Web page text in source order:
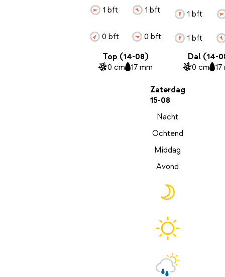
1 bft
0 bft
1 bft
0 bft
1 bft
1 bft
Top (14-08)
0 cm 17 mm
Dal (14-
0 cm 17
Zaterdag
15-08
Nacht
Ochtend
Middag
Avond